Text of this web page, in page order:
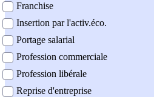
Franchise
Insertion par l'activ.éco.
Portage salarial
Profession commerciale
Profession libérale
Reprise d'entreprise